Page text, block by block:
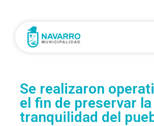
Se realizaron
el fin de preservar la
tranquilidad del